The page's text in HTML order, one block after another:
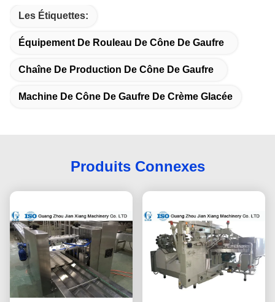
Les Étiquettes:
Équipement De Rouleau De Cône De Gaufre
Chaîne De Production De Cône De Gaufre
Machine De Cône De Gaufre De Crème Glacée
Produits Connexes